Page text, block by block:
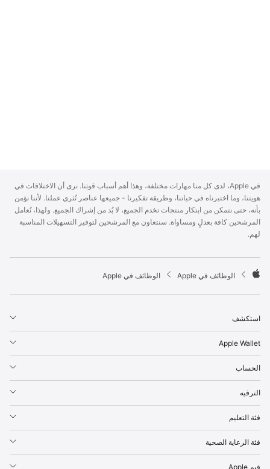
p
p
l
e
F
o
t
r
في Apple، لدى كل منا مهارات مختلفة، وهذا أهم أسباب قوتنا. نرى أن الاختلافات في
هويتنا، وما اختبرناه في حياتنا، وطريقة تفكيرنا - جميعها عناصر تُثري عملنا. لأننا نؤمن
بأنه، حتى نتمكن من ابتكار منتجات تخدم الجميع، لا بُد من إشراك الجميع. ولهذا، نُعامل
المرشحين كافة بعدلٍ ومساواة. سنتعاون مع المرشحين لتوفير التسهيلات المناسبة
لهم.

p
l
e
الوظائف في Apple الوظائف في Apple
استكشف
Apple Wallet
الحساب
الترفيه
فئة التعليم
فئة الرعاية الصحية
قيم Apple